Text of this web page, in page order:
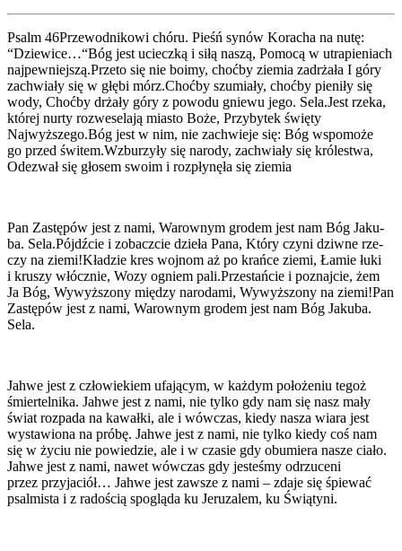
Psalm 46Przewodnikowi chó­ru. Pieśń synów Kora­cha na nutę:
“Dziewice…“Bóg jest uciecz­ką i siłą naszą, Pomo­cą w utra­pie­niach
najpewniejszą.Przeto się nie boimy, choć­by zie­mia zadrża­ła I góry
zachwia­ły się w głę­bi mórz.Choćby szu­mia­ły, choć­by pie­ni­ły się
wody, Choć­by drża­ły góry z powo­du gnie­wu jego. Sela.Jest rze­ka,
któ­rej nur­ty roz­we­se­la­ją mia­sto Boże, Przy­by­tek świę­ty
Najwyższego.Bóg jest w nim, nie zachwie­je się: Bóg wspo­mo­że
go przed świtem.Wzburzyły się naro­dy, zachwia­ły się kró­le­stwa,
Ode­zwał się gło­sem swo­im i roz­pły­nę­ła się zie­mia
Pan Zastę­pów jest z nami, Warow­nym gro­dem jest nam Bóg Jaku­
ba. Sela.Pójdźcie i zobacz­cie dzie­ła Pana, Któ­ry czy­ni dziw­ne rze­
czy na ziemi!Kładzie kres woj­nom aż po krań­ce zie­mi, Łamie łuki
i kru­szy włócz­nie, Wozy ogniem pali.Przestańcie i poznaj­cie, żem
Ja Bóg, Wywyż­szo­ny mię­dzy naro­da­mi, Wywyż­szo­ny na ziemi!Pan
Zastę­pów jest z nami, Warow­nym gro­dem jest nam Bóg Jaku­ba.
Sela.
Jah­we jest z czło­wie­kiem ufa­ją­cym, w każ­dym poło­że­niu tegoż
śmier­tel­ni­ka. Jah­we jest z nami, nie tyl­ko gdy nam się nasz mały
świat roz­pa­da na kawał­ki, ale i wów­czas, kie­dy nasza wia­ra jest
wysta­wio­na na pró­bę. Jah­we jest z nami, nie tyl­ko kie­dy coś nam
się w życiu nie powie­dzie, ale i w cza­sie gdy obumie­ra nasze cia­ło.
Jah­we jest z nami, nawet wów­czas gdy jeste­śmy odrzu­ce­ni
przez przy­ja­ciół… Jah­we jest zawsze z nami – zda­je się śpie­wać
psal­mi­sta i z rado­ścią spo­glą­da ku Jeru­za­lem, ku Świą­ty­ni.